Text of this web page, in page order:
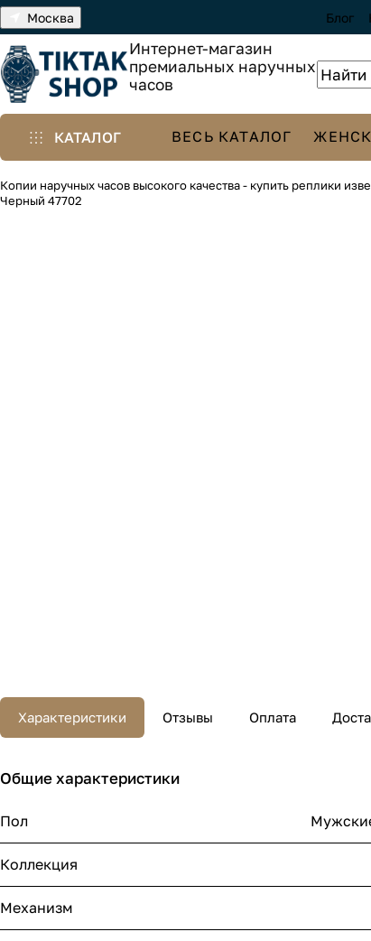
Москва Блог
Интернет-магазин
премиальных наручных
часов
КАТАЛОГ ВЕСЬ КАТАЛОГ
Копии наручных часов высокого качества - купить реплики
Черный 47702
Характеристики Отзывы Оплата
Общие характеристики
Пол
Коллекция
Механизм